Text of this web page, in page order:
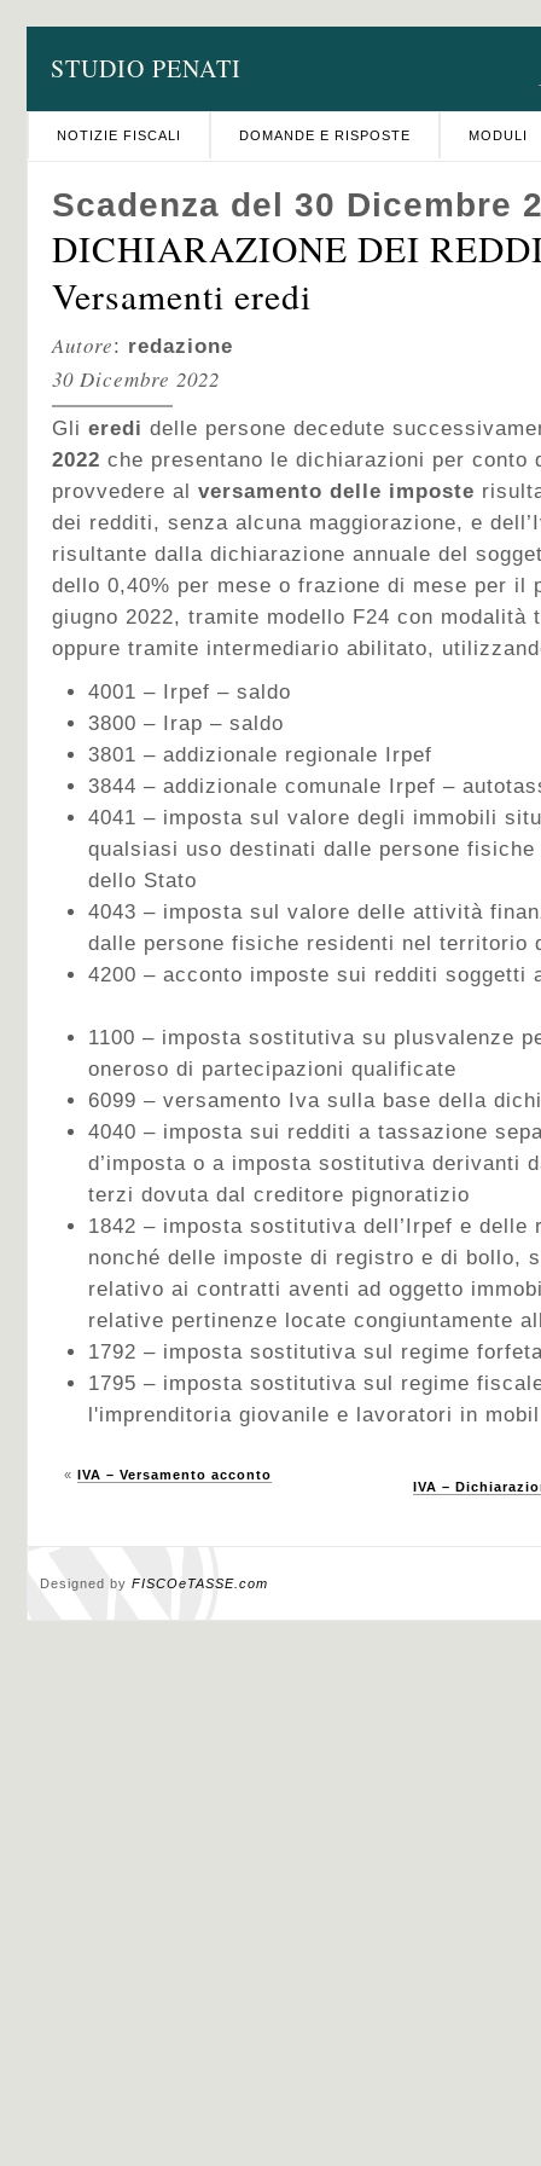
STUDIO PENATI
NOTIZIE FISCALI DOMANDE E RISPOSTE MODULI
Scadenza del 30 Dicembre
DICHIARAZIONE DEI
Versamenti eredi
Autore: redazione
30 Dicembre 2022
Gli eredi delle persone decedute
2022 che presentano le dichiarazioni per conto
provvedere al versamento delle imposte
dei redditi, senza alcuna maggiorazione, e
risultante dalla dichiarazione annuale del
dello 0,40% per mese o frazione di mese per il
giugno 2022, tramite modello F24 con modalità
oppure tramite intermediario abilitato,
4001 – Irpef – saldo
3800 – Irap – saldo
3801 – addizionale regionale Irpef
3844 – addizionale comunale Irpef –
4041 – imposta sul valore degli immobili
qualsiasi uso destinati dalle persone
dello Stato
4043 – imposta sul valore delle attività
dalle persone fisiche residenti nel territorio
4200 – acconto imposte sui redditi
1100 – imposta sostitutiva su plusvalenze
oneroso di partecipazioni qualificate
6099 – versamento Iva sulla base della
4040 – imposta sui redditi a tassazione
d’imposta o a imposta sostitutiva derivanti
terzi dovuta dal creditore pignoratizio
1842 – imposta sostitutiva dell’Irpef e delle
nonché delle imposte di registro e di bollo,
relativo ai contratti aventi ad oggetto
relative pertinenze locate congiuntamente
1792 – imposta sostitutiva sul regime
1795 – imposta sostitutiva sul regime
l'imprenditoria giovanile e lavoratori in
« IVA – Versamento acconto
IVA –
Designed by FISCOeTASSE.com